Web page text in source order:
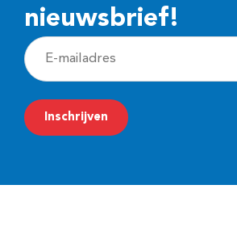
nieuwsbrief!
E
-
m
a
Inschrijven